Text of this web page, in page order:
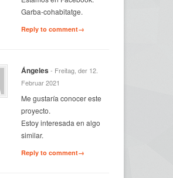
Garba-cohabitatge.
Reply to comment→
Ángeles - Freitag, der 12.
Februar 2021
Me gustaría conocer este
proyecto.
Estoy interesada en algo
similar.
Reply to comment→